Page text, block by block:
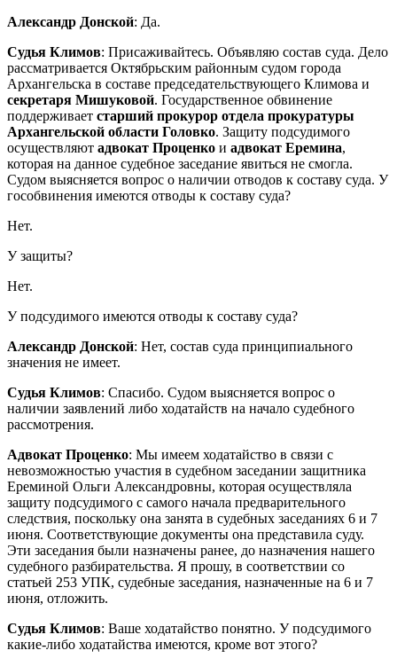
Александр Донской: Да.
Судья Климов: Присаживайтесь. Объявляю состав суда. Дело
рассматривается Октябрьским районным судом города
Архангельска в составе председательствующего Климова и
секретаря Мишуковой. Государственное обвинение
поддерживает старший прокурор отдела прокуратуры
Архангельской области Головко. Защиту подсудимого
осуществляют адвокат Проценко и адвокат Еремина,
которая на данное судебное заседание явиться не смогла.
Судом выясняется вопрос о наличии отводов к составу суда. У
гособвинения имеются отводы к составу суда?
Нет.
У защиты?
Нет.
У подсудимого имеются отводы к составу суда?
Александр Донской: Нет, состав суда принципиального
значения не имеет.
Судья Климов: Спасибо. Судом выясняется вопрос о
наличии заявлений либо ходатайств на начало судебного
рассмотрения.
Адвокат Проценко: Мы имеем ходатайство в связи с
невозможностью участия в судебном заседании защитника
Ереминой Ольги Александровны, которая осуществляла
защиту подсудимого с самого начала предварительного
следствия, поскольку она занята в судебных заседаниях 6 и 7
июня. Соответствующие документы она представила суду.
Эти заседания были назначены ранее, до назначения нашего
судебного разбирательства. Я прошу, в соответствии со
статьей 253 УПК, судебные заседания, назначенные на 6 и 7
июня, отложить.
Судья Климов: Ваше ходатайство понятно. У подсудимого
какие-либо ходатайства имеются, кроме вот этого?